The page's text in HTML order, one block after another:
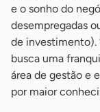
e o sonho do
desempregadas
de investimento).
busca uma
área de gestão e
por maior